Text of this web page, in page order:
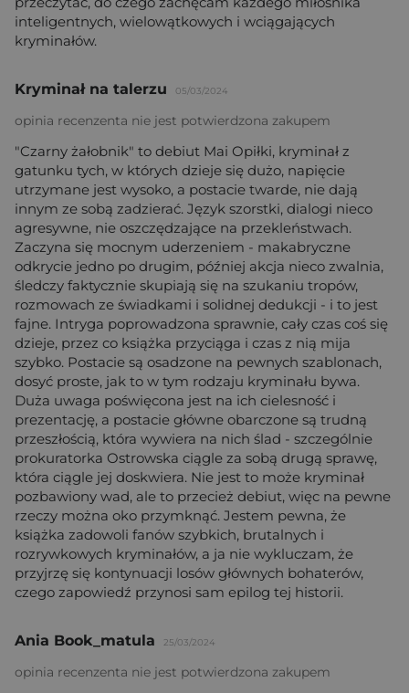
inteligentnych, wielowątkowych i wciągających
kryminałów.
Kryminał na talerzu 05/03/2024
opinia recenzenta nie jest potwierdzona zakupem
"Czarny żałobnik" to debiut Mai Opiłki, kryminał z
gatunku tych, w których dzieje się dużo, napięcie
utrzymane jest wysoko, a postacie twarde, nie dają
innym ze sobą zadzierać. Język szorstki, dialogi nieco
agresywne, nie oszczędzające na przekleństwach.
Zaczyna się mocnym uderzeniem - makabryczne
odkrycie jedno po drugim, później akcja nieco zwalnia,
śledczy faktycznie skupiają się na szukaniu tropów,
rozmowach ze świadkami i solidnej dedukcji - i to jest
fajne. Intryga poprowadzona sprawnie, cały czas coś się
dzieje, przez co książka przyciąga i czas z nią mija
szybko. Postacie są osadzone na pewnych szablonach,
dosyć proste, jak to w tym rodzaju kryminału bywa.
Duża uwaga poświęcona jest na ich cielesność i
prezentację, a postacie główne obarczone są trudną
przeszłością, która wywiera na nich ślad - szczególnie
prokuratorka Ostrowska ciągle za sobą drugą sprawę,
która ciągle jej doskwiera. Nie jest to może kryminał
pozbawiony wad, ale to przecież debiut, więc na pewne
rzeczy można oko przymknąć. Jestem pewna, że
książka zadowoli fanów szybkich, brutalnych i
rozrywkowych kryminałów, a ja nie wykluczam, że
przyjrzę się kontynuacji losów głównych bohaterów,
czego zapowiedź przynosi sam epilog tej historii.
Ania Book_matula 25/03/2024
opinia recenzenta nie jest potwierdzona zakupem